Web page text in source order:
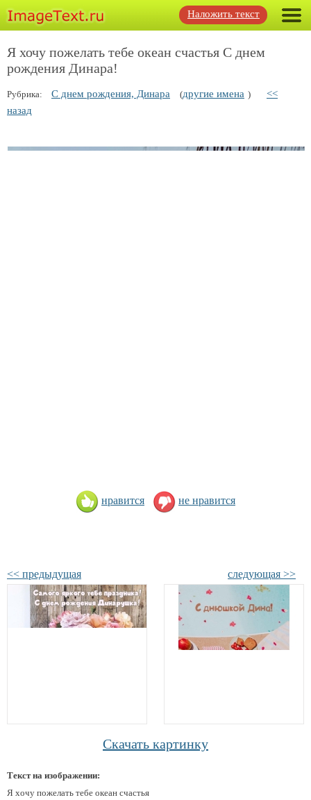
Наложить текст
Я хочу пожелать тебе океан счастья С днем
рождения Динара!
Рубрика: С днем рождения, Динара (другие имена )
<<
назад
нравится не нравится
<< предыдущая следующая >>
Скачать картинку
Текст на изображении:
Я хочу пожелать тебе океан счастья